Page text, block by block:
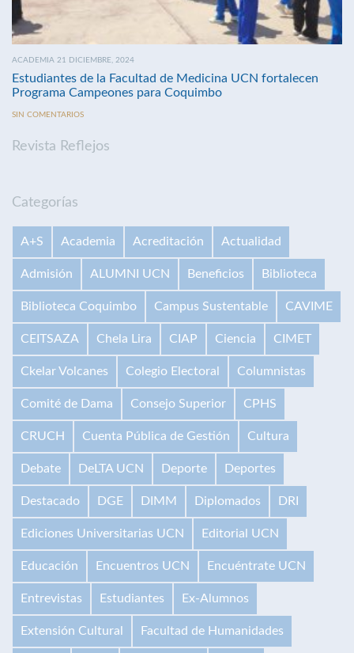
ACADEMIA 21 DICIEMBRE, 2024
Estudiantes de la Facultad de Medicina UCN fortalecen
Programa Campeones para Coquimbo
SIN COMENTARIOS
Revista Reflejos
Categorías
A+S Academia Acreditación Actualidad
Admisión ALUMNI UCN Beneficios Biblioteca
Biblioteca Coquimbo Campus Sustentable CAVIME
CEITSAZA Chela Lira CIAP Ciencia CIMET
Ckelar Volcanes Colegio Electoral Columnistas
Comité de Dama Consejo Superior CPHS
CRUCH Cuenta Pública de Gestión Cultura
Debate DeLTA UCN Deporte Deportes
Destacado DGE DIMM Diplomados DRI
Ediciones Universitarias UCN Editorial UCN
Educación Encuentros UCN Encuéntrate UCN
Entrevistas Estudiantes Ex-Alumnos
Extensión Cultural Facultad de Humanidades